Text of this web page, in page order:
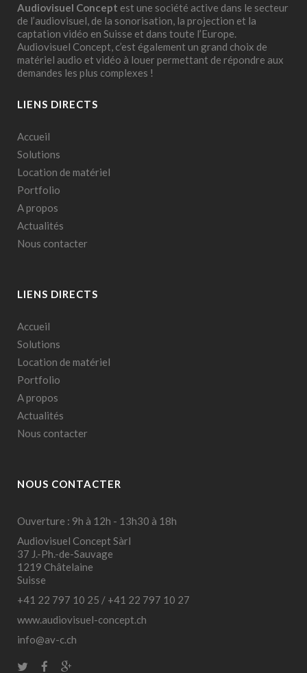
Audiovisuel Concept est une société active dans le secteur
de l’audiovisuel, de la sonorisation, la projection et la
captation vidéo en Suisse et dans toute l’Europe.
Audiovisuel Concept, c’est également un grand choix de
matériel audio et vidéo à louer permettant de répondre aux
demandes les plus complexes !
LIENS DIRECTS
Accueil
Solutions
Location de matériel
Portfolio
A propos
Actualités
Nous contacter
LIENS DIRECTS
Accueil
Solutions
Location de matériel
Portfolio
A propos
Actualités
Nous contacter
NOUS CONTACTER
Ouverture : 9h à 12h - 13h30 à 18h
Audiovisuel Concept Sàrl
37 J.-Ph.-de-Sauvage
1219 Châtelaine
Suisse
+41 22 797 10 25 / +41 22 797 10 27
www.audiovisuel-concept.ch
info@av-c.ch